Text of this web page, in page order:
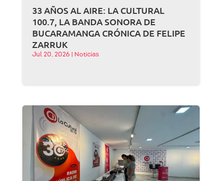
33 AÑOS AL AIRE: LA CULTURAL
100.7, LA BANDA SONORA DE
BUCARAMANGA CRÓNICA DE FELIPE
ZARRUK
Jul 20, 2026 Noticias